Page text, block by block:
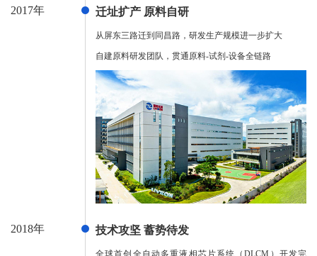
2017年 迁址扩产 原料自研
从屏东三路迁到同昌路，研发生产规模进一步扩大
自建原料研发团队，贯通原料-试剂-设备全链路
2018年 技术攻坚 蓄势待发